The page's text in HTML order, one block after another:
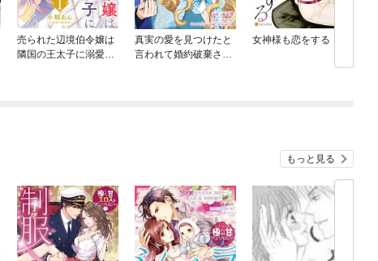
売られた辺境伯令嬢は
隣国の王太子に溺愛さ
真実の愛を見つけたと
言われて婚約破棄され
女神様も恋をする
もっと見る